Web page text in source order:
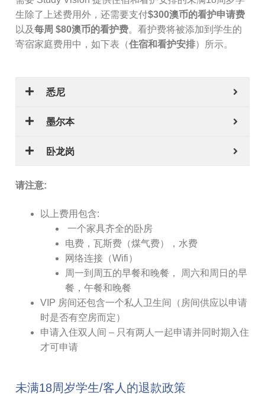
生除了上述费用外，还需要支付$300澳币的看护申请费
以及每周 $80澳币的看护费。看护费将被添加到学生的
寄宿家庭费用中，如下表（住宿和看护安排）所示。
悉尼
墨尔本
卧龙岗
请注意:
以上费用包含:
一个家具齐全的卧房
电费，瓦斯费（煤气费），水费
网络连接（Wifi）
周一到周五的早餐和晚餐， 周六和周日的早
餐，午餐和晚餐
VIP 房间还包含一个私人卫生间（房间供应以申请
时是否有空房而定）
申请入住双人间 – 只有两人一起申请并同时期入住
才可申请
未满18周岁学生/客人的退款政策